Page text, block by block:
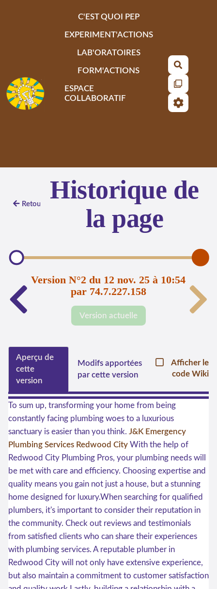
C'EST QUOI PEP
EXPERIMENT'ACTIONS
LAB'ORATOIRES
FORM'ACTIONS
ESPACE
COLLABORATIF
Retour
Historique de
la page
Version N°2 du 12 nov. 25 à 10:54
par 74.7.227.158
Version actuelle
Aperçu de
cette
version
Modifs apportées
par cette version
Afficher le
code Wiki